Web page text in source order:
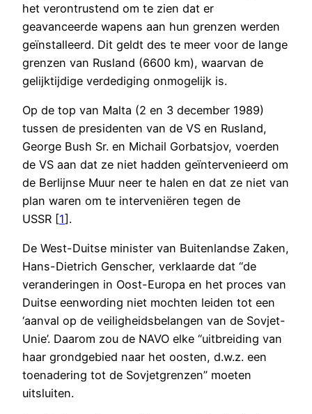
het verontrustend om te zien dat er
geavanceerde wapens aan hun grenzen werden
geïnstalleerd. Dit geldt des te meer voor de lange
grenzen van Rusland (6600 km), waarvan de
gelijktijdige verdediging onmogelijk is.
Op de top van Malta (2 en 3 december 1989)
tussen de presidenten van de VS en Rusland,
George Bush Sr. en Michail Gorbatsjov, voerden
de VS aan dat ze niet hadden geïntervenieerd om
de Berlijnse Muur neer te halen en dat ze niet van
plan waren om te interveniëren tegen de
USSR [1].
De West-Duitse minister van Buitenlandse Zaken,
Hans-Dietrich Genscher, verklaarde dat “de
veranderingen in Oost-Europa en het proces van
Duitse eenwording niet mochten leiden tot een
‘aanval op de veiligheidsbelangen van de Sovjet-
Unie’. Daarom zou de NAVO elke “uitbreiding van
haar grondgebied naar het oosten, d.w.z. een
toenadering tot de Sovjetgrenzen” moeten
uitsluiten.